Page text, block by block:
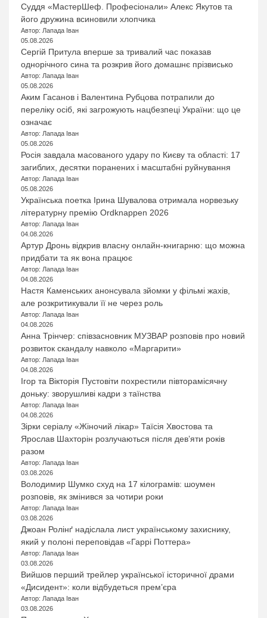
Суддя «МастерШеф. Професіонали» Алекс Якутов та
його дружина всиновили хлопчика
Автор: Лапада Іван
05.08.2026
Сергій Притула вперше за тривалий час показав
однорічного сина та розкрив його домашнє прізвисько
Автор: Лапада Іван
05.08.2026
Аким Гасанов і Валентина Рубцова потрапили до
переліку осіб, які загрожують нацбезпеці України: що це
означає
Автор: Лапада Іван
05.08.2026
Росія завдала масованого удару по Києву та області: 17
загиблих, десятки поранених і масштабні руйнування
Автор: Лапада Іван
05.08.2026
Українська поетка Ірина Шувалова отримала норвезьку
літературну премію Ordknappen 2026
Автор: Лапада Іван
04.08.2026
Артур Дронь відкрив власну онлайн-книгарню: що можна
придбати та як вона працює
Автор: Лапада Іван
04.08.2026
Настя Каменських анонсувала зйомки у фільмі жахів,
але розкритикували її не через роль
Автор: Лапада Іван
04.08.2026
Анна Трінчер: співзасновник МУЗВАР розповів про новий
розвиток скандалу навколо «Маргарити»
Автор: Лапада Іван
04.08.2026
Ігор та Вікторія Пустовіти похрестили півторамісячну
доньку: зворушливі кадри з таїнства
Автор: Лапада Іван
04.08.2026
Зірки серіалу «Жіночий лікар» Таїсія Хвостова та
Ярослав Шахторін розлучаються після дев’яти років
разом
Автор: Лапада Іван
03.08.2026
Володимир Шумко схуд на 17 кілограмів: шоумен
розповів, як змінився за чотири роки
Автор: Лапада Іван
03.08.2026
Джоан Ролінґ надіслала лист українському захиснику,
який у полоні переповідав «Гаррі Поттера»
Автор: Лапада Іван
03.08.2026
Вийшов перший трейлер української історичної драми
«Дисидент»: коли відбудеться прем’єра
Автор: Лапада Іван
03.08.2026